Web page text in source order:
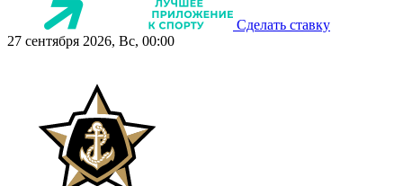
Сделать ставку
27 сентября 2026, Вс, 00:00